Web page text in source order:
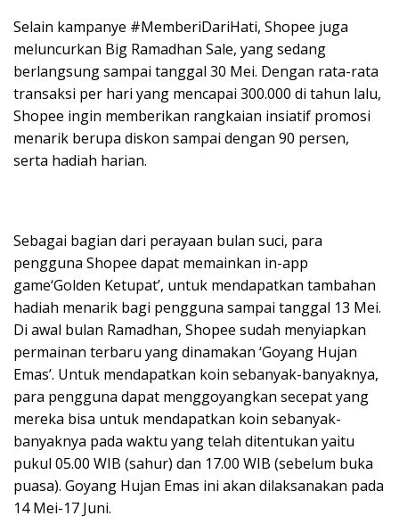
Selain kampanye #MemberiDariHati, Shopee juga
meluncurkan Big Ramadhan Sale, yang sedang
berlangsung sampai tanggal 30 Mei. Dengan rata-rata
transaksi per hari yang mencapai 300.000 di tahun lalu,
Shopee ingin memberikan rangkaian insiatif promosi
menarik berupa diskon sampai dengan 90 persen,
serta hadiah harian.
Sebagai bagian dari perayaan bulan suci, para
pengguna Shopee dapat memainkan in-app
game‘Golden Ketupat’, untuk mendapatkan tambahan
hadiah menarik bagi pengguna sampai tanggal 13 Mei.
Di awal bulan Ramadhan, Shopee sudah menyiapkan
permainan terbaru yang dinamakan ‘Goyang Hujan
Emas’. Untuk mendapatkan koin sebanyak-banyaknya,
para pengguna dapat menggoyangkan secepat yang
mereka bisa untuk mendapatkan koin sebanyak-
banyaknya pada waktu yang telah ditentukan yaitu
pukul 05.00 WIB (sahur) dan 17.00 WIB (sebelum buka
puasa). Goyang Hujan Emas ini akan dilaksanakan pada
14 Mei-17 Juni.